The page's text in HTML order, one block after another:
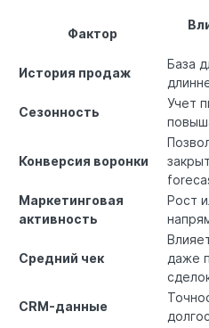
Фактор
История продаж
База
Сезонность
Учет
Конверсия воронки
Маркетинговая
активность
Рост
Средний чек
даже
CRM-данные